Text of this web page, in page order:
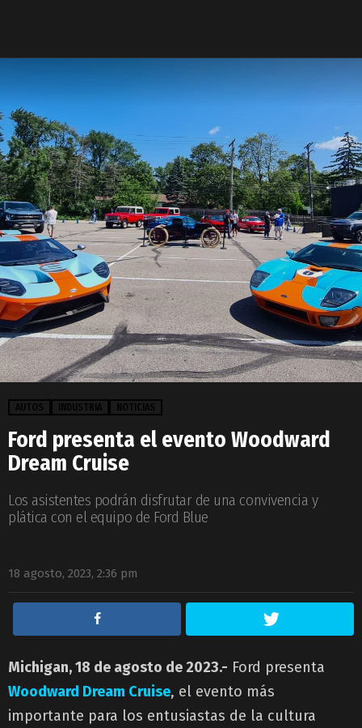
AUTOS INDUSTRIA NOTICIAS
Ford presenta el evento Woodward
Dream Cruise
Los asistentes podrán disfrutar de una convivencia y
plática con el equipo de Ford Blue
18 agosto, 2023, 2:36 pm
Michigan, 18 de agosto de 2023.- Ford presenta
Woodward Dream Cruise, el evento más
importante para los entusiastas de la cultura